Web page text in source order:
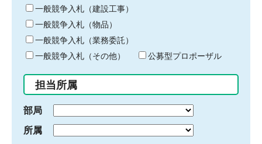
キ
ー
ワ
ー
ド
入
力
一般競争入札（建設工事）
一般競争入札（物品）
一般競争入札（業務委託）
一般競争入札（その他）
公募型プロポーザル
担当所属
部局
所属